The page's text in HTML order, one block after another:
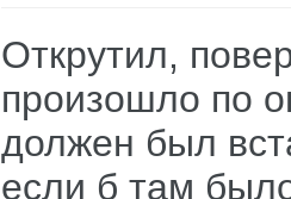
Открутил,
произошло по
должен был
если б там